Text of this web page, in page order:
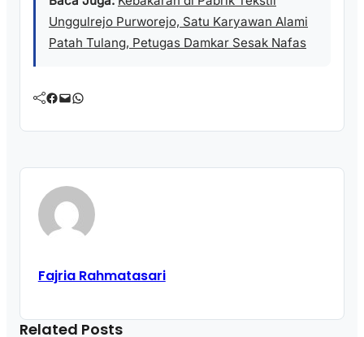
Unggulrejo Purworejo, Satu Karyawan Alami
Patah Tulang, Petugas Damkar Sesak Nafas
Facebook Mail WhatsApp
Fajria Rahmatasari
Related Posts